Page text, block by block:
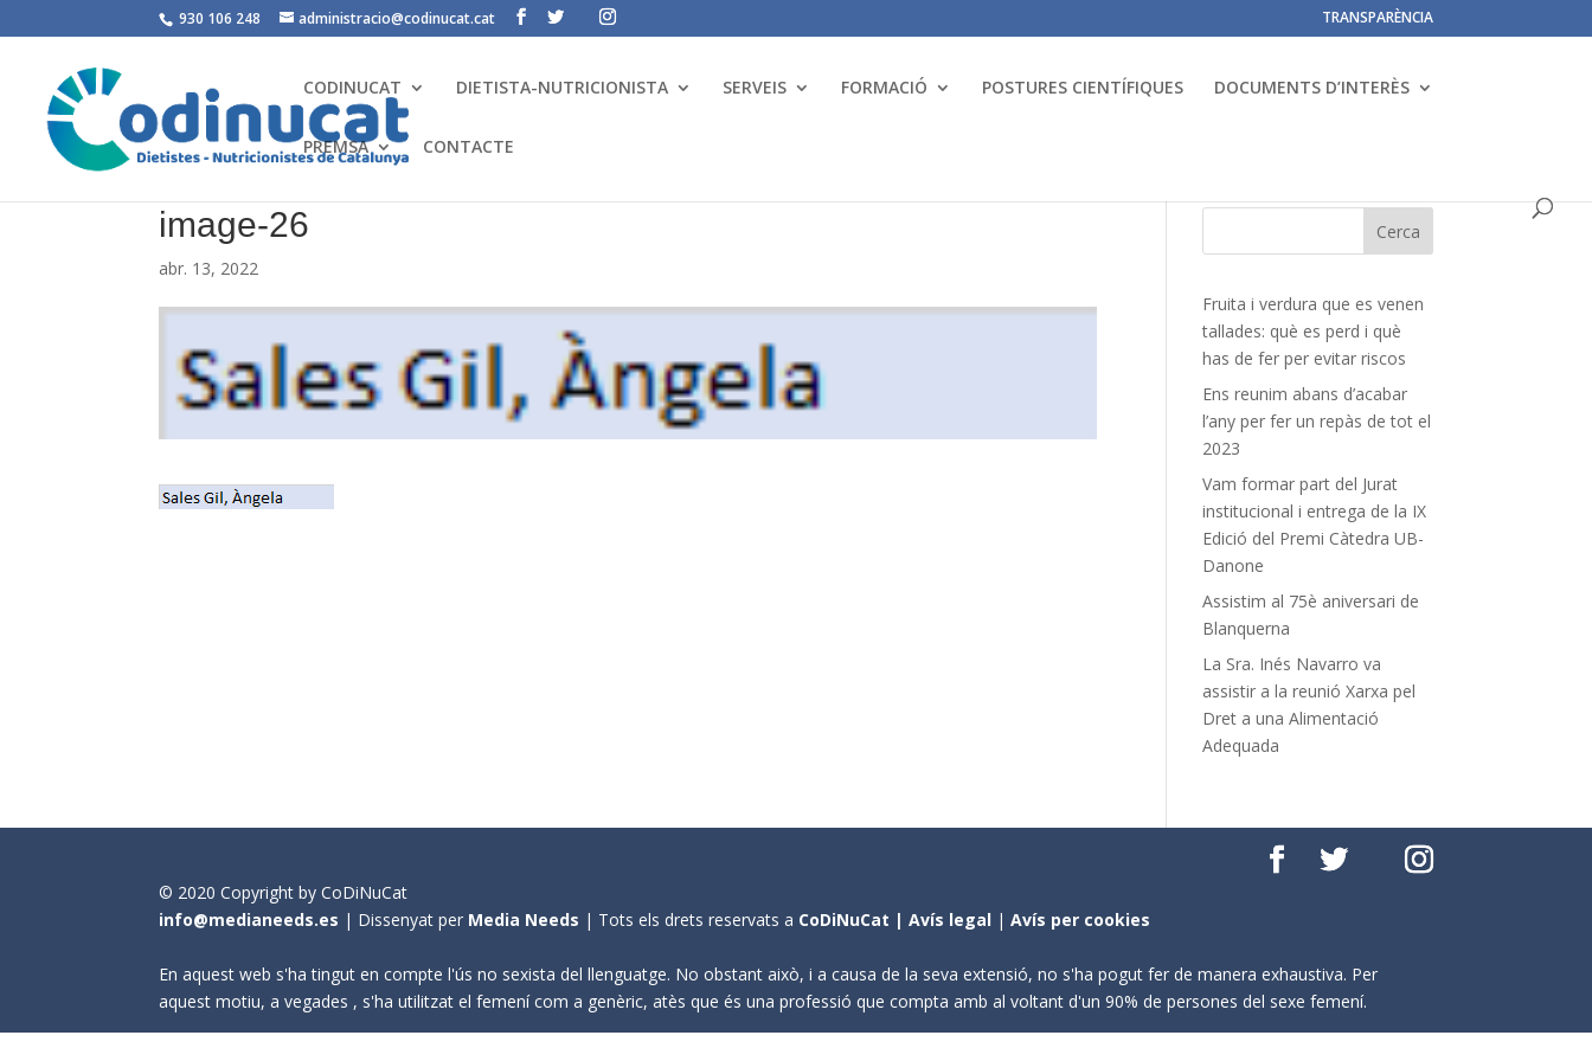
930 106 248 administracio@codinucat.cat TRANSPARÈNCIA
CODINUCAT DIETISTA-NUTRICIONISTA SERVEIS FORMACIÓ POSTURES CIENTÍFIQUES DOCUMENTS D’INTERÈS
PREMSA CONTACTE
image-26
abr. 13, 2022
Fruita i verdura que es venen
tallades: què es perd i què
has de fer per evitar riscos
Ens reunim abans d’acabar
l’any per fer un repàs de tot el
2023
Vam formar part del Jurat
institucional i entrega de la IX
Edició del Premi Càtedra UB-
Danone
Assistim al 75è aniversari de
Blanquerna
La Sra. Inés Navarro va
assistir a la reunió Xarxa pel
Dret a una Alimentació
Adequada
© 2020 Copyright by CoDiNuCat
info@medianeeds.es | Dissenyat per Media Needs | Tots els drets reservats a CoDiNuCat |Avís legal |Avís per cookies
En aquest web s'ha tingut en compte l'ús no sexista del llenguatge. No obstant això, i a causa de la seva extensió, no s'ha pogut fer de manera exhaustiva. Per
aquest motiu, a vegades , s'ha utilitzat el femení com a genèric, atès que és una professió que compta amb al voltant d'un 90% de persones del sexe femení.